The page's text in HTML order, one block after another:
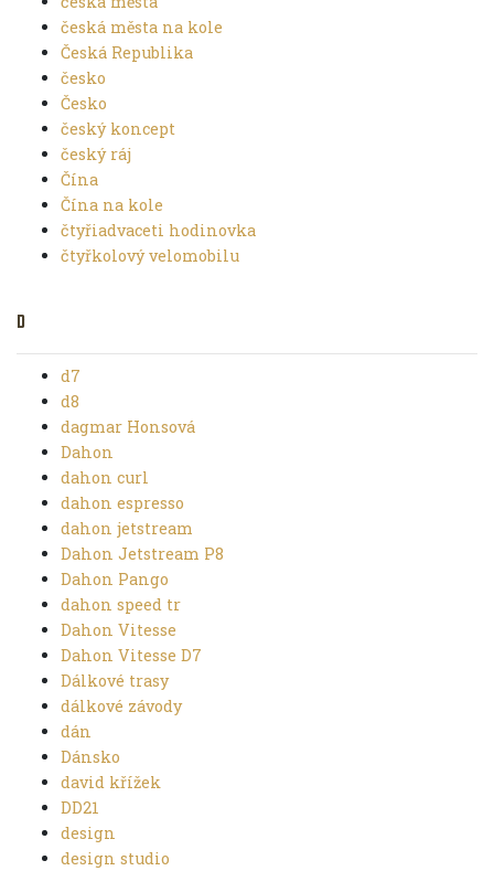
česká města na kole
Česká Republika
česko
Česko
český koncept
český ráj
Čína
Čína na kole
čtyřiadvaceti hodinovka
čtyřkolový velomobilu
D
d7
d8
dagmar Honsová
Dahon
dahon curl
dahon espresso
dahon jetstream
Dahon Jetstream P8
Dahon Pango
dahon speed tr
Dahon Vitesse
Dahon Vitesse D7
Dálkové trasy
dálkové závody
dán
Dánsko
david křížek
DD21
design
design studio